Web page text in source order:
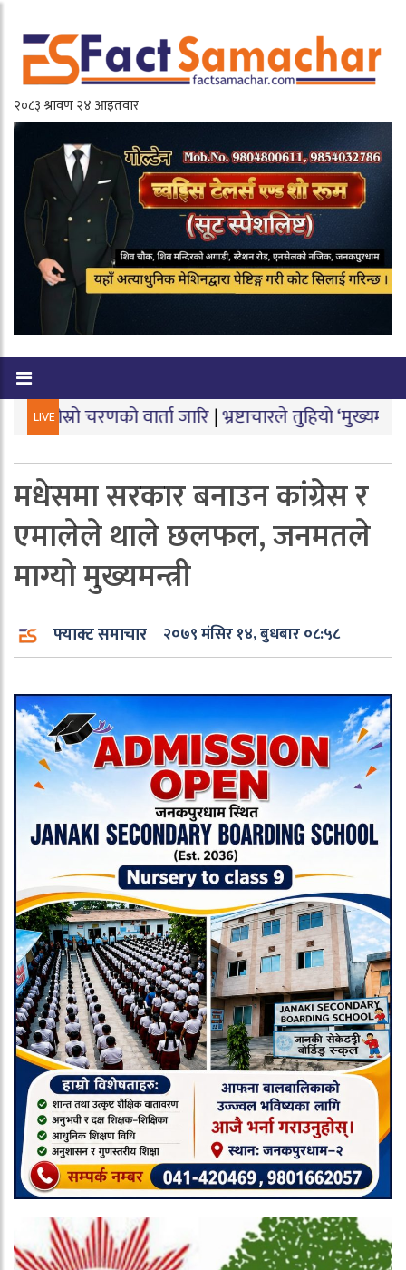
LIVE
वार्ता जारि|भ्रष्टाचारले तुहियो ‘मुख्यमन्त्री बेटी
मधेसमा सरकार बनाउन कांग्रेस र
एमालेले थाले छलफल, जनमतले
माग्यो मुख्यमन्त्री
फ्याक्ट समाचार २०७९ मंसिर १४, बुधबार ०८:५८